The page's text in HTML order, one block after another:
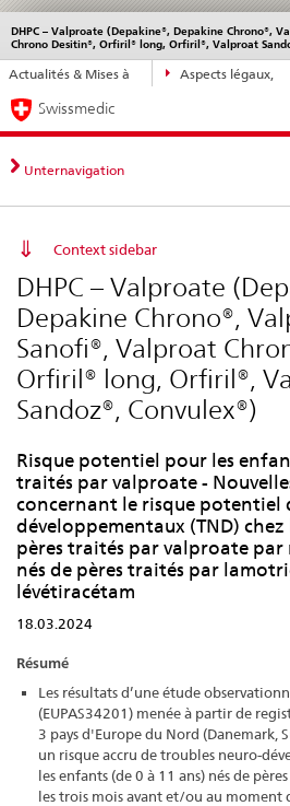
Navigation
directe:
actualités,
bases
juridiques,
contact
Actualités & Mises à
Aspects légaux,
DHPC – Valproate (Depakine®, Depakine Chrono®,
Chrono Desitin®, Orfiril® long, Orfiril®, Valproat
Service
navigation
Navigation
Swissmedic
Unternavigation
Context sidebar
DHPC – Valproate
Depakine Chrono®,
Sanofi®, Valproat
Orfiril® long, Orfiril®,
Sandoz®, Convulex®)
Risque potentiel pour les
traités par valproate -
concernant le risque potentiel
développementaux (TND) chez
pères traités par valproate
nés de pères traités par
lévétiracétam
18.03.2024
Résumé
Les résultats d’une étude
(EUPAS34201) menée à partir de
3 pays d'Europe du Nord (Danemark,
un risque accru de troubles neuro-
les enfants (de 0 à 11 ans) nés de
les trois mois avant et/ou au moment